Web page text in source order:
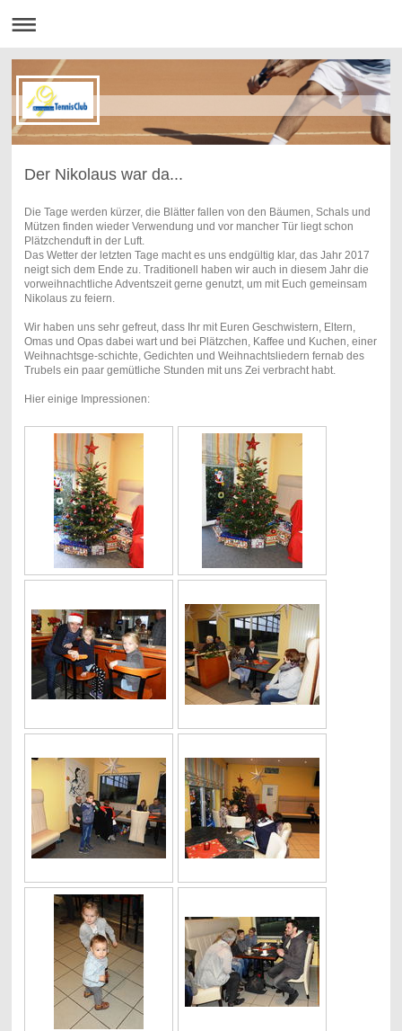
Der Nikolaus war da...
Die Tage werden kürzer, die Blätter fallen von den Bäumen, Schals und
Mützen finden wieder Verwendung und vor mancher Tür liegt schon
Plätzchenduft in der Luft.
Das Wetter der letzten Tage macht es uns endgültig klar, das Jahr 2017
neigt sich dem Ende zu. Traditionell haben wir auch in diesem Jahr die
vorweihnachtliche Adventszeit gerne genutzt, um mit Euch gemeinsam
Nikolaus zu feiern.
Wir haben uns sehr gefreut, dass Ihr mit Euren Geschwistern, Eltern,
Omas und Opas dabei wart und bei Plätzchen, Kaffee und Kuchen, einer
Weihnachtsge-schichte, Gedichten und Weihnachtsliedern fernab des
Trubels ein paar gemütliche Stunden mit uns Zei verbracht habt.
Hier einige Impressionen: